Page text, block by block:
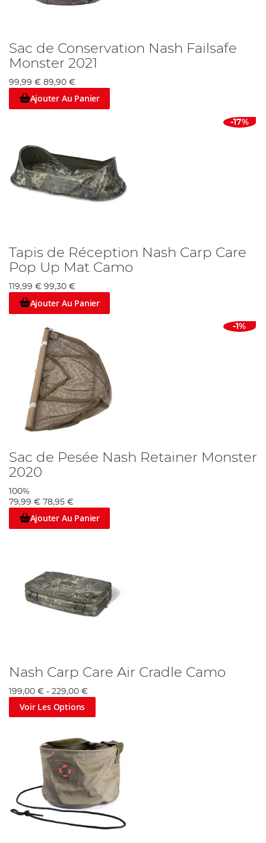
Sac de Conservation Nash Failsafe
Monster 2021
99,99 € 89,90 €
Ajouter Au Panier
-17%
Tapis de Réception Nash Carp Care
Pop Up Mat Camo
119,99 € 99,30 €
Ajouter Au Panier
-1%
Sac de Pesée Nash Retainer Monster
2020
100%
79,99 € 78,95 €
Ajouter Au Panier
Nash Carp Care Air Cradle Camo
199,00 € - 229,00 €
Voir Les Options